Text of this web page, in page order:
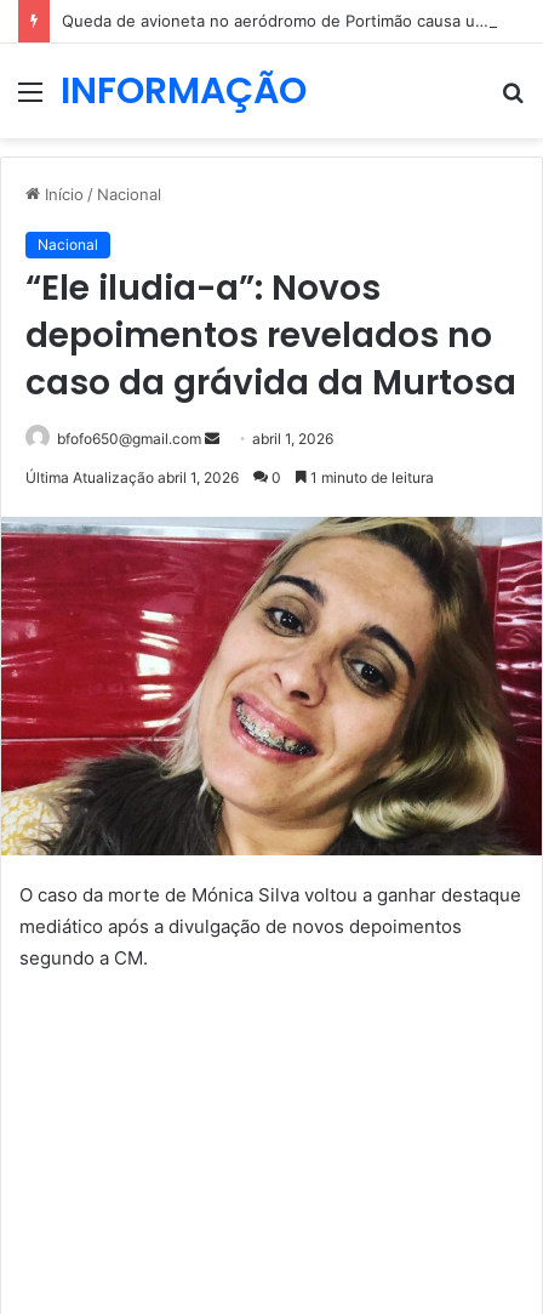
Queda de avioneta no aeródromo de Portimão causa um morto
MenuINFORMAÇÃO
Início / Nacional
Nacional
“Ele iludia-a”: Novos
depoimentos revelados no
caso da grávida da Murtosa
bfofo650@gmail.com
Mande
mail
abril 1, 2026
Última Atualização abril 1, 2026 0 1 minuto de leitura
O caso da morte de Mónica Silva voltou a ganhar destaque
mediático após a divulgação de novos depoimentos
segundo a CM.